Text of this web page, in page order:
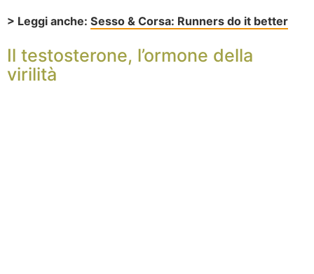
> Leggi anche: Sesso & Corsa: Runners do it better
Il testosterone, l’ormone della
virilità